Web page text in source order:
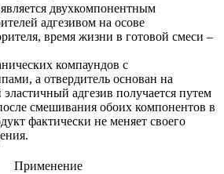
двухкомпонентным
адгезивом на осове
время жизни в готовой смеси –
компаундов с
а отвердитель основан на
адгезив получается путем
смешивания обоих компонентов в
фактически не меняет своего
Применение